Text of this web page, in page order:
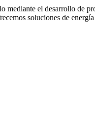
mediante el desarrollo de
soluciones de